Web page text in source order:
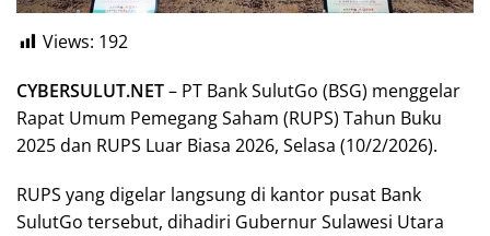
Views: 192
CYBERSULUT.NET– PT Bank SulutGo (BSG) menggelar
Rapat Umum Pemegang Saham (RUPS) Tahun Buku
2025 dan RUPS Luar Biasa 2026, Selasa (10/2/2026).
RUPS yang digelar langsung di kantor pusat Bank
SulutGo tersebut, dihadiri Gubernur Sulawesi Utara